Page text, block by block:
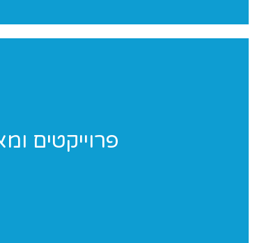
פרוייקטים
פרוייקטים מיוחדים שאנו מבצעים